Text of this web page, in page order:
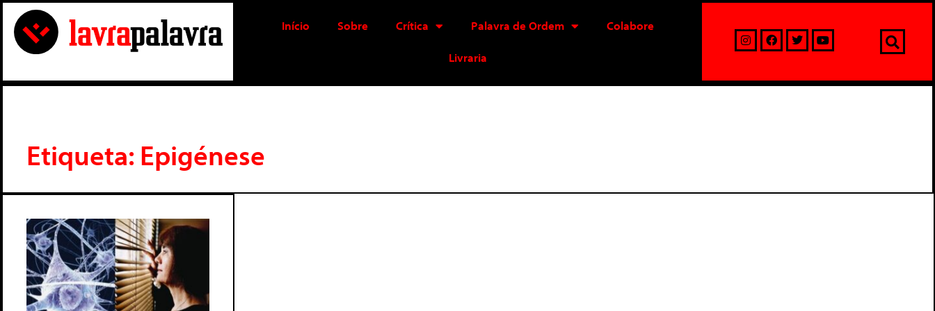
Início Sobre Crítica Palavra de Ordem Colabore
Livraria
Etiqueta: Epigénese